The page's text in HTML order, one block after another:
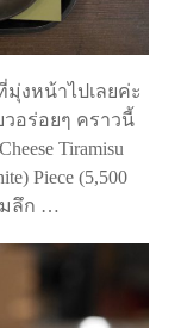
มุ่งหน้าไปเลยค่ะ
อร่อยๆ คราวนี้
Tiramisu
Piece (5,500
มลึก …